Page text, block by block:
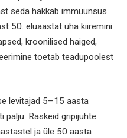
seda hakkab immuunsus
50. eluaastat üha kiiremini.
kroonilised haiged,
toetab teadupoolest
levitajad 5–15 aasta
palju. Raskeid gripijuhte
ja üle 50 aasta